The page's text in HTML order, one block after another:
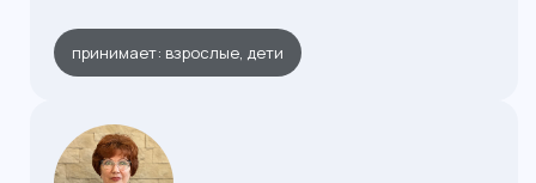
принимает: взрослые, дети